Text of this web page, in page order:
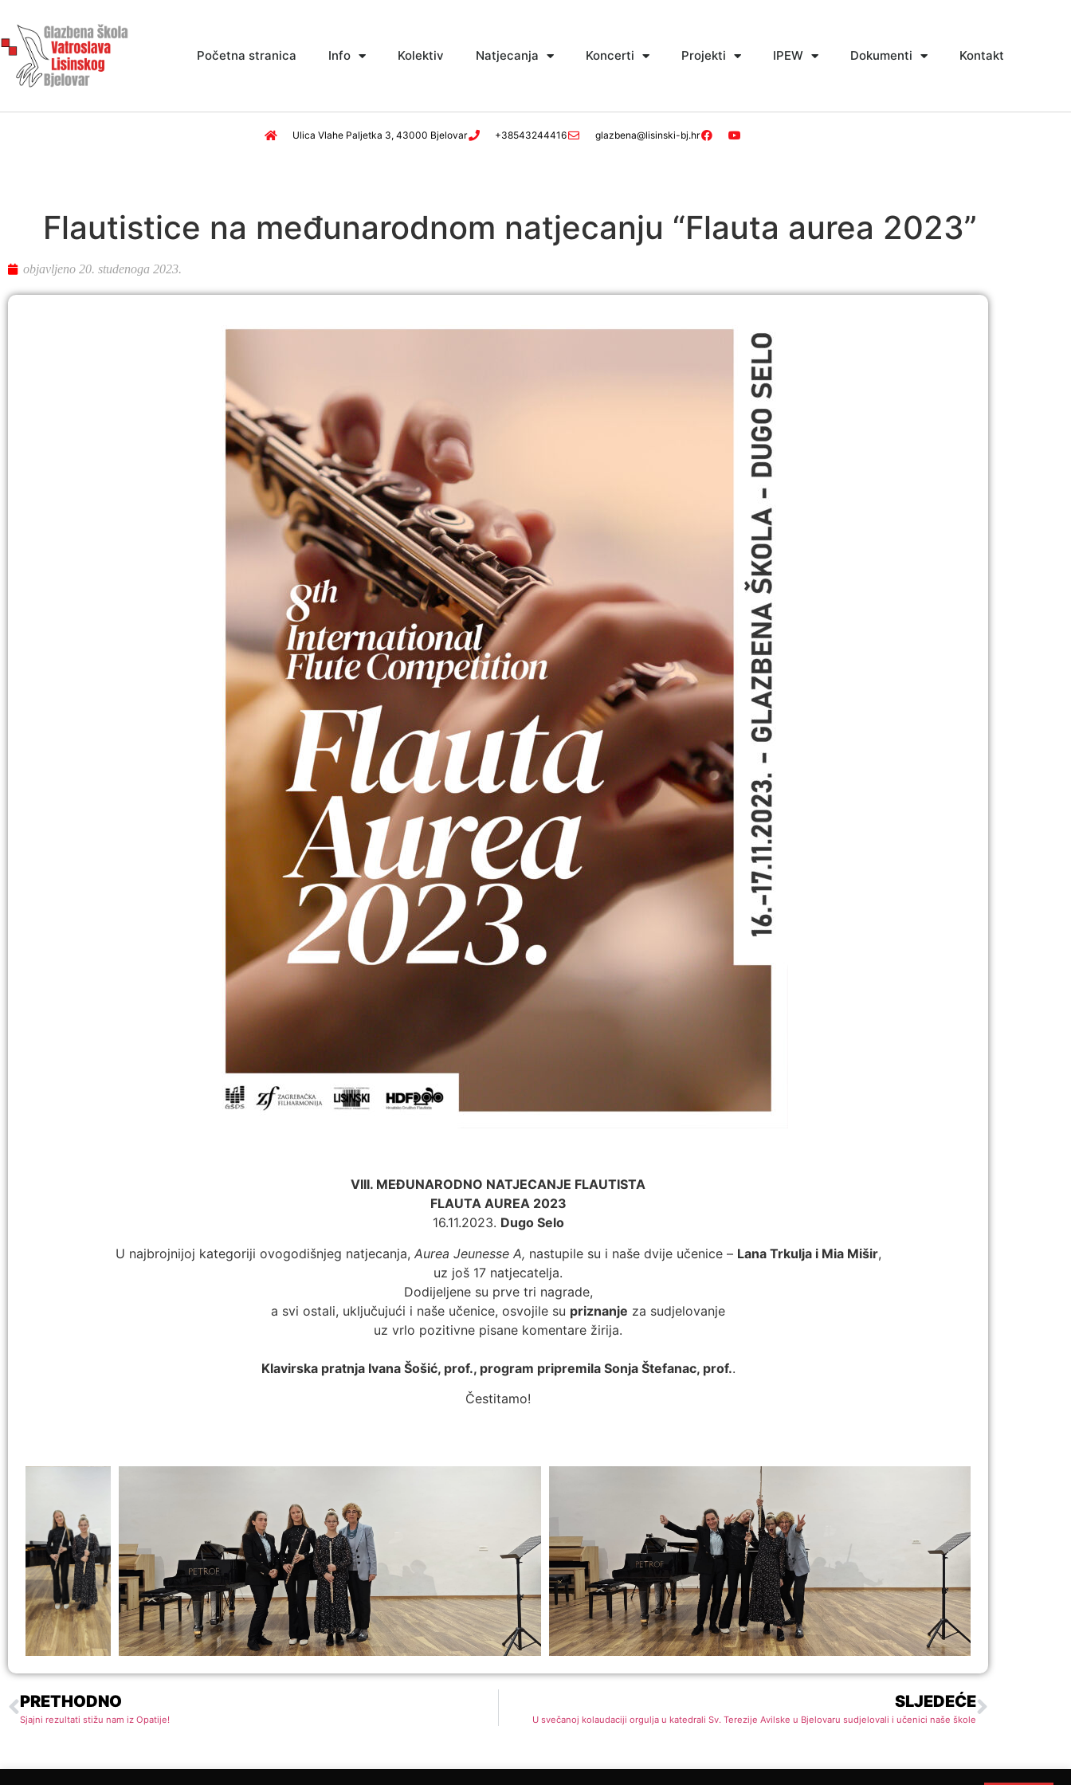
Početna stranica Info Kolektiv Natjecanja Koncerti Projekti IPEW Dokumenti Kontakt
Ulica Vlahe Paljetka 3, 43000 Bjelovar +38543244416 glazbena@lisinski-bj.hr
Flautistice na međunarodnom natjecanju “Flauta aurea 2023”
objavljeno 20. studenoga 2023.
VIII. MEĐUNARODNO NATJECANJE FLAUTISTA
FLAUTA AUREA 2023
16.11.2023. Dugo Selo
U najbrojnijoj kategoriji ovogodišnjeg natjecanja, Aurea Jeunesse A, nastupile su i naše dvije učenice – Lana Trkulja i Mia Mišir,
uz još 17 natjecatelja.
Dodijeljene su prve tri nagrade,
a svi ostali, uključujući i naše učenice, osvojile su priznanje za sudjelovanje
uz vrlo pozitivne pisane komentare žirija.
Klavirska pratnja Ivana Šošić, prof., program pripremila Sonja Štefanac, prof..
Čestitamo!
PRETHODNO
Sjajni rezultati stižu nam iz Opatije!
SLJEDEĆE
U svečanoj kolaudaciji orgulja u katedrali Sv. Terezije Avilske u Bjelovaru sudjelovali i učenici naše škole